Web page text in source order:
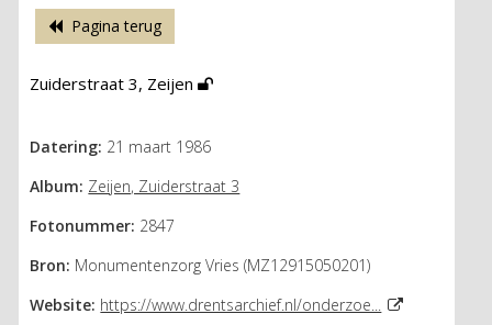
Pagina terug
Zuiderstraat 3, Zeijen
Datering: 21 maart 1986
Album: Zeijen, Zuiderstraat 3
Fotonummer: 2847
Bron: Monumentenzorg Vries (MZ12915050201)
Website: https://www.drentsarchief.nl/onderzoe...